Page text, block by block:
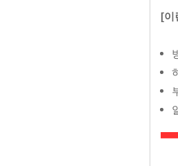
[이